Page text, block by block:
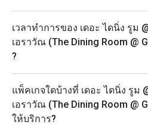
o ผู้ใหญ่: 100% = 3060 บาท,
1947 บาท, 50% = 1669 บาท
• บุฟเฟ่ต์อาหารเย็น (วันจันทร์
น.)
o ผู้ใหญ่: 100% = 2236 บาท,
เวลาทำการของ เดอะ ไดนิ่ง รูม
เอราวัณ (The Dining Room @
?
แพ็คเกจใดบ้างที่ เดอะ ไดนิ่ง รูม
เอราวัณ (The Dining Room @
ให้บริการ?